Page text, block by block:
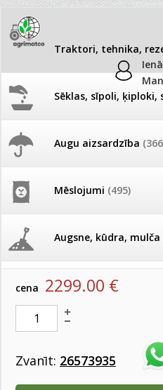
Traktori, tehnika,
Sēklas, sīpoli,
Augu aizsardzība
Mēslojumi (495)
Augsne, kūdra, mulča
Podi un kasetes
Augu laistīšana
JAUNUMI
Pašlasīšanas vietu katalogs
26.05. Vebinārs - Kā ierobežot
gliemežus piemājas dārzā un
Darba laiks Līgo svētkos
Ūdens piemērotības
smidzinājumu veikšanai
Pievienojies braucienam uz
Turkmenistānu!
Zāles pļāvēji/
Produkti »Traktori, tehnika,
Zāles pļāvēji/mulčieri
Pļaujmašīna MID MOWER
artikuls:
cena 2299.00 €
Zvanīt: 26573935